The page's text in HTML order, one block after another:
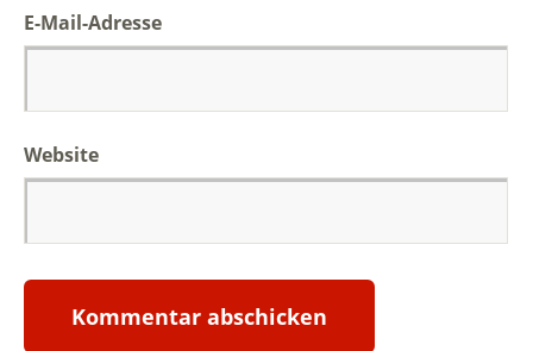
E-Mail-Adresse
Website